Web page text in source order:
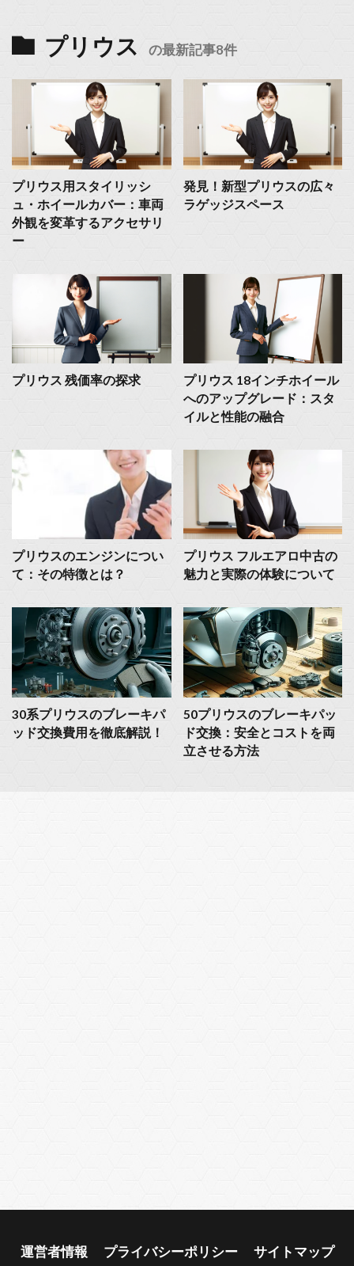
プリウス の最新記事8件
プリウス用スタイリッシ
ュ・ホイールカバー：車両
外観を変革するアクセサリ
ー
発見！新型プリウスの広々
ラゲッジスペース
プリウス 残価率の探求
プリウス 18インチホイール
へのアップグレード：スタ
イルと性能の融合
プリウスのエンジンについ
て：その特徴とは？
プリウス フルエアロ中古の
魅力と実際の体験について
30系プリウスのブレーキパ
ッド交換費用を徹底解説！
50プリウスのブレーキパッ
ド交換：安全とコストを両
立させる方法
運営者情報 プライバシーポリシー
サイトマップ